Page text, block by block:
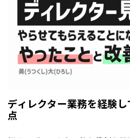
ディレクター業務を経験
点